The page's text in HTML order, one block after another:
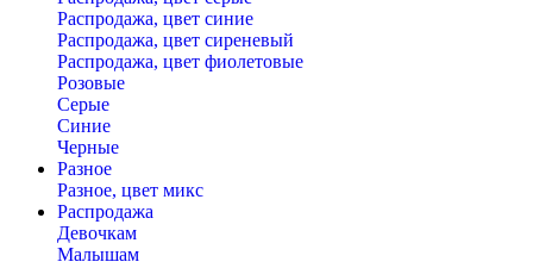
Распродажа, цвет синие
Распродажа, цвет сиреневый
Распродажа, цвет фиолетовые
Розовые
Серые
Синие
Черные
Разное
Разное, цвет микс
Распродажа
Девочкам
Малышам